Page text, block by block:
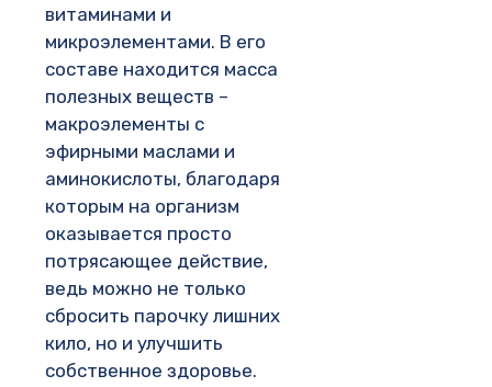
витаминами и
микроэлементами. В его
составе находится масса
полезных веществ –
макроэлементы с
эфирными маслами и
аминокислоты, благодаря
которым на организм
оказывается просто
потрясающее действие,
ведь можно не только
сбросить парочку лишних
кило, но и улучшить
собственное здоровье.